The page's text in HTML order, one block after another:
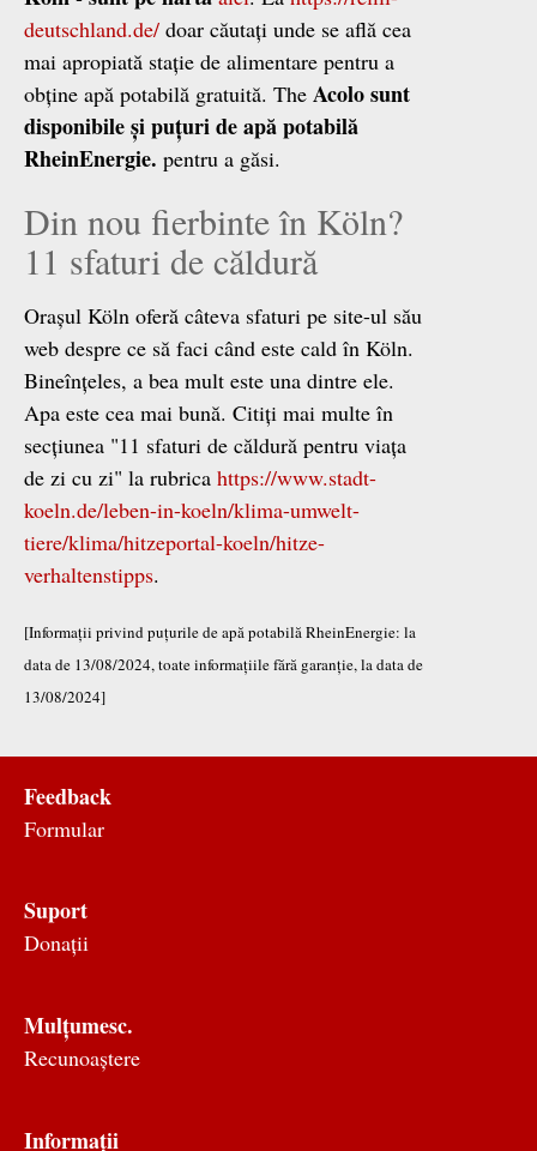
deutschland.de/ doar căutați unde se află cea
mai apropiată stație de alimentare pentru a
obține apă potabilă gratuită. The Acolo sunt
disponibile și puțuri de apă potabilă
RheinEnergie. pentru a găsi.
Din nou fierbinte în Köln?
11 sfaturi de căldură
Orașul Köln oferă câteva sfaturi pe site-ul său
web despre ce să faci când este cald în Köln.
Bineînțeles, a bea mult este una dintre ele.
Apa este cea mai bună. Citiți mai multe în
secțiunea "11 sfaturi de căldură pentru viața
de zi cu zi" la rubrica https://www.stadt-
koeln.de/leben-in-koeln/klima-umwelt-
tiere/klima/hitzeportal-koeln/hitze-
verhaltenstipps.
[Informații privind puțurile de apă potabilă RheinEnergie: la
data de 13/08/2024, toate informațiile fără garanție, la data de
13/08/2024]
Feedback
Formular
Suport
Donații
Mulțumesc.
Recunoaștere
Informații